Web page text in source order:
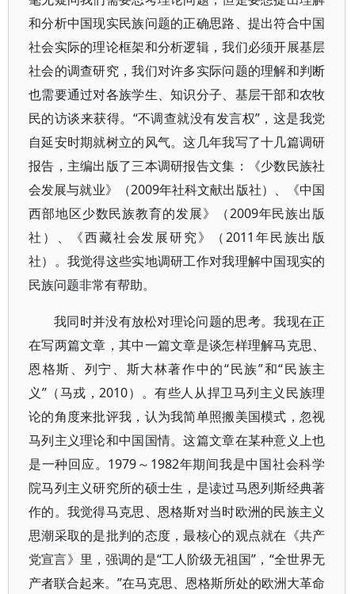
和分析中国现实民族问题的正确思路、提出符合中国
社会实际的理论框架和分析逻辑，我们必须开展基层
社会的调查研究，我们对许多实际问题的理解和判断
也需要通过对各族学生、知识分子、基层干部和农牧
民的访谈来获得。“不调查就没有发言权”，这是我党
自延安时期就树立的风气。这几年我写了十几篇调研
报告，主编出版了三本调研报告文集：《少数民族社
会发展与就业》（2009年社科文献出版社）、《中国
西部地区少数民族教育的发展》（2009年民族出版
社）、《西藏社会发展研究》（2011年民族出版
社）。我觉得这些实地调研工作对我理解中国现实的
民族问题非常有帮助。
我同时并没有放松对理论问题的思考。我现在正
在写两篇文章，其中一篇文章是谈怎样理解马克思、
恩格斯、列宁、斯大林著作中的“民族”和“民族主
义”（马戎，2010）。有些人从捍卫马列主义民族理
论的角度来批评我，认为我简单照搬美国模式，忽视
马列主义理论和中国国情。这篇文章在某种意义上也
是一种回应。1979～1982年期间我是中国社会科学
院马列主义研究所的硕士生，是读过马恩列斯经典著
作的。我觉得马克思、恩格斯对当时欧洲的民族主义
思潮采取的是批判的态度，最核心的观点就在《共产
党宣言》里，强调的是“工人阶级无祖国”，“全世界无
产者联合起来。”在马克思、恩格斯所处的欧洲大革命